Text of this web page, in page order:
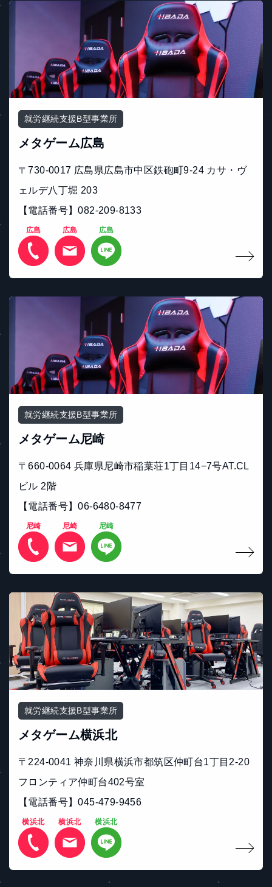
就労継続支援B型事業所
メタゲーム広島
〒730-0017 広島県広島市中区鉄砲町9-24 カサ・ヴ
ェルデ八丁堀 203
【電話番号】082-209-8133
広島 広島 広島
就労継続支援B型事業所
メタゲーム尼崎
〒660-0064 兵庫県尼崎市稲葉荘1丁目14−7号AT.CL
ビル 2階
【電話番号】06-6480-8477
尼崎 尼崎 尼崎
就労継続支援B型事業所
メタゲーム横浜北
〒224-0041 神奈川県横浜市都筑区仲町台1丁目2-20
フロンティア仲町台402号室
【電話番号】045-479-9456
横浜北 横浜北 横浜北